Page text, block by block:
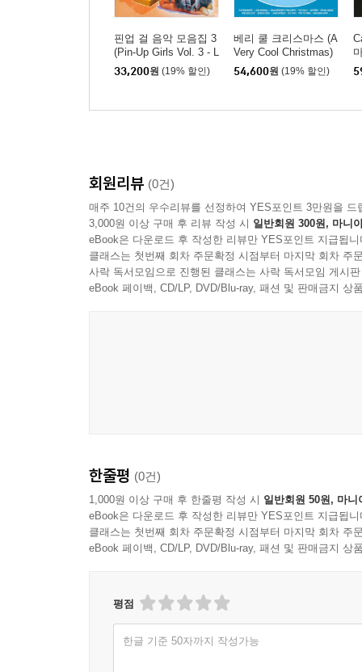
핀업 걸 음악 모음집 3
(Pin-Up Girls Vol. 3 - L
ove to Love) [블루 컬
러 LP]
33,200원 (19% 할인)
베리 쿨 크리스마스 (A
Very Cool Christmas)
[투명 마젠타 & 투명 컬
러 2LP]
54,600원 (19% 할인)
회원리뷰 (0건)
매주 10건의 우수리뷰를 선정하여 YES포인트 3만원을 드
3,000원 이상 구매 후 리뷰 작성 시 일반회원 300원, 마니
eBook은 다운로드 후 작성한 리뷰만 YES포인트 지급됩니
클래스는 첫번째 회차 주문확정 시점부터 마지막 회차 주
사락 독서모임으로 진행된 클래스는 사락 독서모임 게시
eBook 페이백, CD/LP, DVD/Blu-ray, 패션 및 판매금지 상
한줄평 (0건)
1,000원 이상 구매 후 한줄평 작성 시 일반회원 50원, 마니
eBook은 다운로드 후 작성한 리뷰만 YES포인트 지급됩니
클래스는 첫번째 회차 주문확정 시점부터 마지막 회차 주
eBook 페이백, CD/LP, DVD/Blu-ray, 패션 및 판매금지 상
평점
한글 기준 50자까지 작성가능